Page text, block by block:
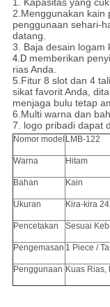
1. Kapasitas yang
2.Menggunakan kain
penggunaan sehari-
datang.
3. Baja desain logam
4.Dmemberikan
rias Anda.
5.Fitur 8 slot dan 4
sikat favorit Anda,
menjaga bulu tetap
6.Multi warna dan
7. logo pribadi dapat
Nomor model LMB-122
Warna Hitam
Bahan Kain
Ukuran Kira-kira
Pencetakan Sesuai
Pengemasan 1 Piece /
Penggunaan Kuas Rias,